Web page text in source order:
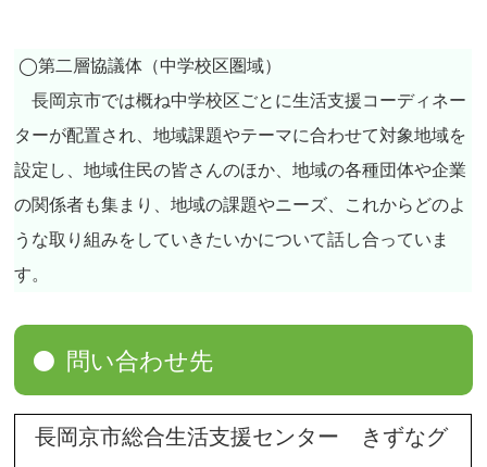
◯第二層協議体（中学校区圏域）
長岡京市では概ね中学校区ごとに生活支援コーディネー
ターが配置され、地域課題やテーマに合わせて対象地域を
設定し、地域住民の皆さんのほか、地域の各種団体や企業
の関係者も集まり、地域の課題やニーズ、これからどのよ
うな取り組みをしていきたいかについて話し合っていま
す。
問い合わせ先
長岡京市総合生活支援センター きずなグ